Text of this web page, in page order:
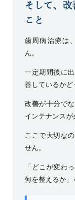
そして、
こと
歯周病治療は
ん。
一定期間後に
善しているかど
改善が十分で
インテナンスが
ここで大切な
せん。
「どこが変わ
何を整えるか」